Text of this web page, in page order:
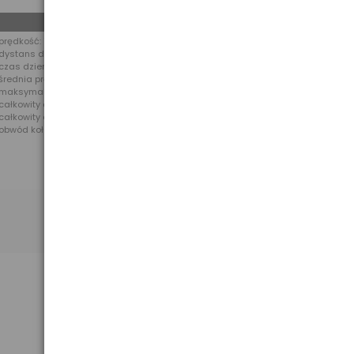
199,5 km/mile
dzienny: 9999,9 km/mil
dzienny: 999h 59m
prędkość: 199,99 km/mil
prędkość: 199,99 km/mil
dystans: 99999 km/mil
czas przejazdów: 9999h
koła: 3999mm (minimum 1000)